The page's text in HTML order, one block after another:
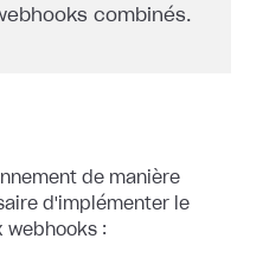
combinés.
de manière
d'implémenter le
: